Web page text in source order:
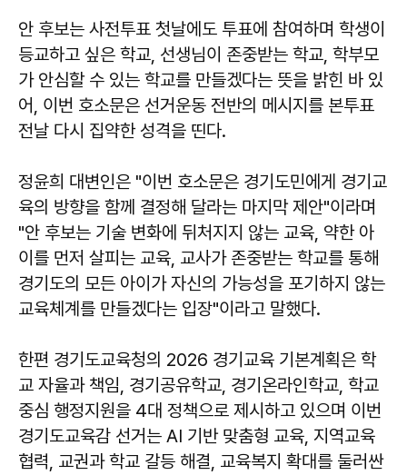
안 후보는 사전투표 첫날에도 투표에 참여하며 학생이
등교하고 싶은 학교, 선생님이 존중받는 학교, 학부모
가 안심할 수 있는 학교를 만들겠다는 뜻을 밝힌 바 있
어, 이번 호소문은 선거운동 전반의 메시지를 본투표
전날 다시 집약한 성격을 띤다.
정윤희 대변인은 "이번 호소문은 경기도민에게 경기교
육의 방향을 함께 결정해 달라는 마지막 제안"이라며
"안 후보는 기술 변화에 뒤처지지 않는 교육, 약한 아
이를 먼저 살피는 교육, 교사가 존중받는 학교를 통해
경기도의 모든 아이가 자신의 가능성을 포기하지 않는
교육체계를 만들겠다는 입장"이라고 말했다.
한편 경기도교육청의 2026 경기교육 기본계획은 학
교 자율과 책임, 경기공유학교, 경기온라인학교, 학교
중심 행정지원을 4대 정책으로 제시하고 있으며 이번
경기도교육감 선거는 AI 기반 맞춤형 교육, 지역교육
협력, 교권과 학교 갈등 해결, 교육복지 확대를 둘러싼